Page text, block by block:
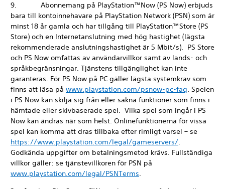
9. Abonnemang på PlayStation™Now (PS Now) erbjuds
bara till kontoinnehavare på PlayStation Network (PSN) som är
minst 18 år gamla och har tillgång till PlayStation™Store (PS
Store) och en Internetanslutning med hög hastighet (lägsta
rekommenderade anslutningshastighet är 5 Mbit/s). PS Store
och PS Now omfattas av användarvillkor samt av lands- och
språkbegränsningar. Tjänstens tillgänglighet kan inte
garanteras. För PS Now på PC gäller lägsta systemkrav som
finns att läsa på www.playstation.com/psnow-pc-faq. Spelen
i PS Now kan skilja sig från eller sakna funktioner som finns i
hämtade eller skivbaserade spel. Vilka spel som ingår i PS
Now kan ändras när som helst. Onlinefunktionerna för vissa
spel kan komma att dras tillbaka efter rimligt varsel – se
https://www.playstation.com/legal/gameservers/.
Godkända uppgifter om betalningsmetod krävs. Fullständiga
villkor gäller: se tjänstevillkoren för PSN på
www.playstation.com/legal/PSNTerms.